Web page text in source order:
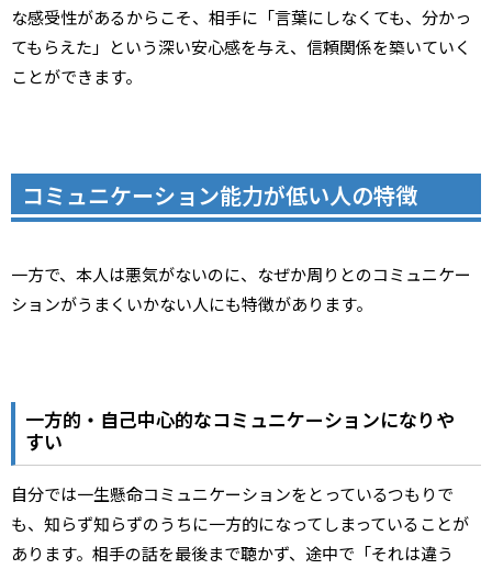
な感受性があるからこそ、相手に「言葉にしなくても、分かっ
てもらえた」という深い安心感を与え、信頼関係を築いていく
ことができます。
コミュニケーション能力が低い人の特徴
一方で、本人は悪気がないのに、なぜか周りとのコミュニケー
ションがうまくいかない人にも特徴があります。
一方的・自己中心的なコミュニケーションになりや
すい
自分では一生懸命コミュニケーションをとっているつもりで
も、知らず知らずのうちに一方的になってしまっていることが
あります。相手の話を最後まで聴かず、途中で「それは違う